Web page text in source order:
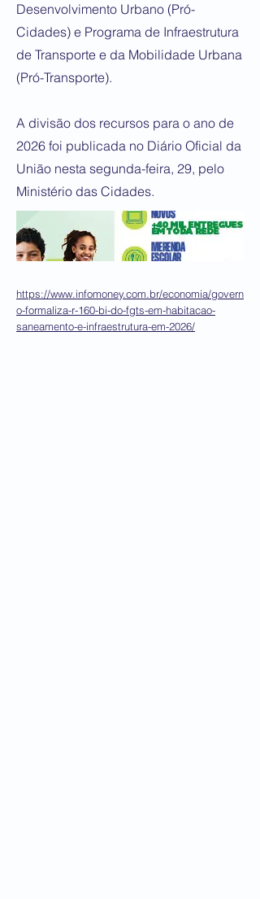
Desenvolvimento Urbano (Pró-
Cidades) e Programa de Infraestrutura
de Transporte e da Mobilidade Urbana
(Pró-Transporte).
A divisão dos recursos para o ano de
2026 foi publicada no Diário Oficial da
União nesta segunda-feira, 29, pelo
Ministério das Cidades.
https://www.infomoney.com.br/economia/govern
o-formaliza-r-160-bi-do-fgts-em-habitacao-
saneamento-e-infraestrutura-em-2026/